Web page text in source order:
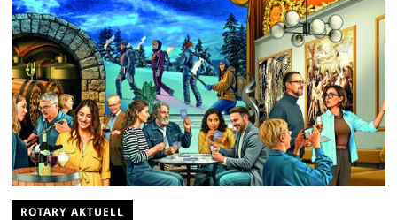
ROTARY AKTUELL